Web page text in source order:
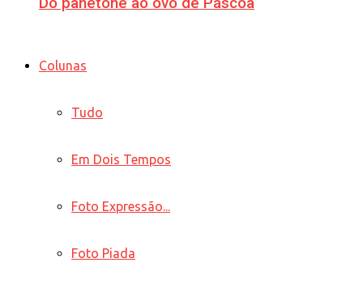
Colunas
Tudo
Em Dois Tempos
Foto Expressão...
Foto Piada